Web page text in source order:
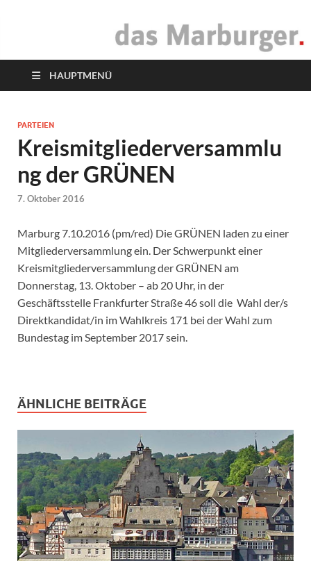
das Marburger.
HAUPTMENÜ
PARTEIEN
Kreismitgliederversammlu
ng der GRÜNEN
7. Oktober 2016
Marburg 7.10.2016 (pm/red) Die GRÜNEN laden zu einer
Mitgliederversammlung ein. Der Schwerpunkt einer
Kreismitgliederversammlung der GRÜNEN am
Donnerstag, 13. Oktober – ab 20 Uhr, in der
Geschäftsstelle Frankfurter Straße 46 soll die Wahl der/s
Direktkandidat/in im Wahlkreis 171 bei der Wahl zum
Bundestag im September 2017 sein.
ÄHNLICHE BEITRÄGE